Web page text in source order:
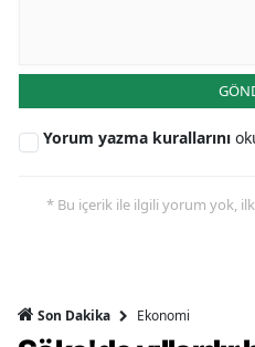
Yorum yazma kurallarını
* Bu içerik ile ilgili yorum yok,
Son Dakika Ekonomi